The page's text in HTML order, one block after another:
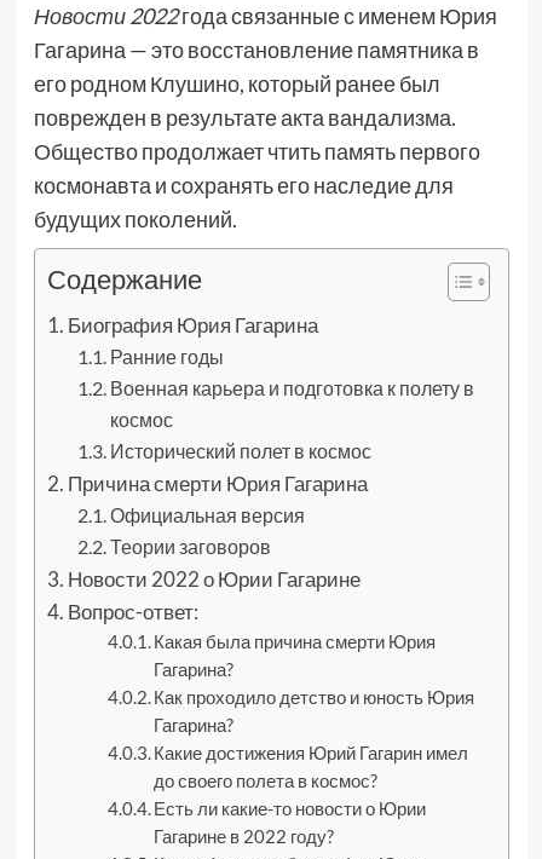
Новости 2022года связанные с именем Юрия
Гагарина — это восстановление памятника в
его родном Клушино, который ранее был
поврежден в результате акта вандализма.
Общество продолжает чтить память первого
космонавта и сохранять его наследие для
будущих поколений.
Содержание
Биография Юрия Гагарина
Ранние годы
Военная карьера и подготовка к полету в
космос
Исторический полет в космос
Причина смерти Юрия Гагарина
Официальная версия
Теории заговоров
Новости 2022 о Юрии Гагарине
Вопрос-ответ:
Какая была причина смерти Юрия
Гагарина?
Как проходило детство и юность Юрия
Гагарина?
Какие достижения Юрий Гагарин имел
до своего полета в космос?
Есть ли какие-то новости о Юрии
Гагарине в 2022 году?